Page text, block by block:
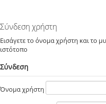
Σύνδεση χρήστη
Εισάγετε το όνομα χρήστη και το
ιστότοπο
Σύνδεση
Όνομα χρήστη